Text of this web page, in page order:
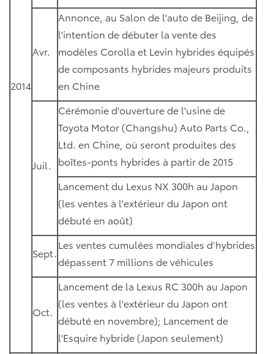
2014
Avr.
Annonce, au Salon de l'auto de Beijing, de
l'intention de débuter la vente des
modèles Corolla et Levin hybrides équipés
de composants hybrides majeurs produits
en Chine
Juil.
Cérémonie d'ouverture de l'usine de
Toyota Motor (Changshu) Auto Parts Co.,
Ltd. en Chine, où seront produites des
boîtes-ponts hybrides à partir de 2015
Lancement du Lexus NX 300h au Japon
(les ventes à l'extérieur du Japon ont
débuté en août)
Sept.
Les ventes cumulées mondiales d’hybrides
dépassent 7 millions de véhicules
Oct.
Lancement de la Lexus RC 300h au Japon
(les ventes à l'extérieur du Japon ont
débuté en novembre); Lancement de
l'Esquire hybride (Japon seulement)